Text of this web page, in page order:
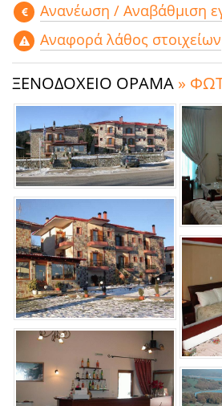
Aνανέωση / Αναβάθμιση
Αναφορά λάθος στοιχείων
ΞΕΝΟΔΟΧΕΙΟ ΟΡΑΜΑ »